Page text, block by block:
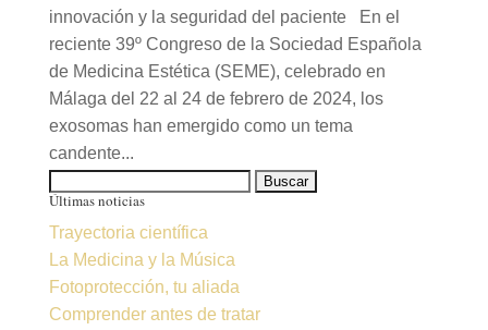
innovación y la seguridad del paciente En el
reciente 39º Congreso de la Sociedad Española
de Medicina Estética (SEME), celebrado en
Málaga del 22 al 24 de febrero de 2024, los
exosomas han emergido como un tema
candente...
Últimas noticias
Trayectoria científica
La Medicina y la Música
Fotoprotección, tu aliada
Comprender antes de tratar